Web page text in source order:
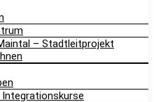
– Stadtleitprojekt